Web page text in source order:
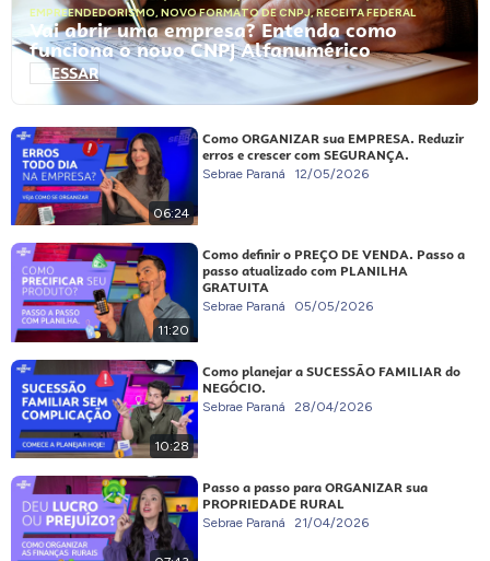
EMPREENDEDORISMO, NOVO FORMATO DE CNPJ,RECEITA FEDERAL
Vai abrir uma empresa? Entenda como
funciona o novo CNPJ Alfanumérico
ACESSAR
06:24
Como ORGANIZAR sua EMPRESA. Reduzir
erros e crescer com SEGURANÇA.
Sebrae Paraná 12/05/2026
11:20
Como definir o PREÇO DE VENDA. Passo a
passo atualizado com PLANILHA
GRATUITA
Sebrae Paraná 05/05/2026
10:28
Como planejar a SUCESSÃO FAMILIAR do
NEGÓCIO.
Sebrae Paraná 28/04/2026
Passo a passo para ORGANIZAR sua
PROPRIEDADE RURAL
Sebrae Paraná 21/04/2026